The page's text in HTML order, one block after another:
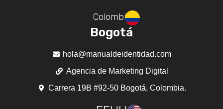
Colombia
Bogotá
hola@manualdeidentidad.com
Agencia de Marketing Digital
Carrera 19B #92-50 Bogotá, Colombia.